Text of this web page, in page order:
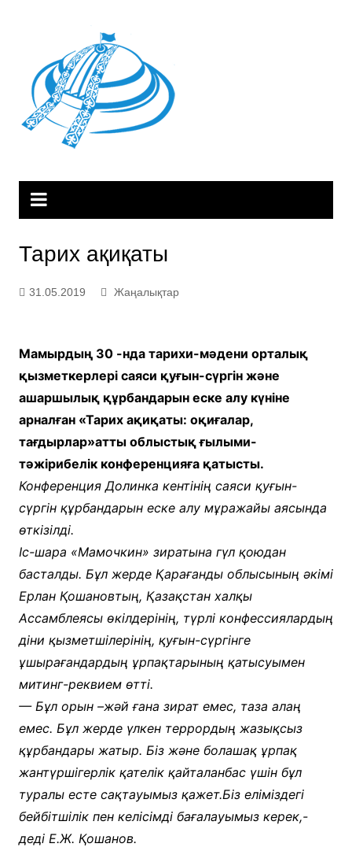
Тарих ақиқаты
31.05.2019 Жаңалықтар
Мамырдың 30 -нда тарихи-мәдени орталық
қызметкерлері саяси қуғын-сүргін және
ашаршылық құрбандарын еске алу күніне
арналған «Тарих ақиқаты: оқиғалар,
тағдырлар»атты облыстық ғылыми-
тәжірибелік конференцияға қатысты.
Конференция Долинка кентінің саяси қуғын-
сүргін құрбандарын еске алу мұражайы аясында
өткізілді.
Іс-шара «Мамочкин» зиратына гүл қоюдан
басталды. Бұл жерде Қарағанды облысының әкімі
Ерлан Қошановтың, Қазақстан халқы
Ассамблеясы өкілдерінің, түрлі конфессиялардың
діни қызметшілерінің, қуғын-сүргінге
ұшырағандардың ұрпақтарының қатысуымен
митинг-реквием өтті.
— Бұл орын –жәй ғана зират емес, таза алаң
емес. Бұл жерде үлкен террордың жазықсыз
құрбандары жатыр. Біз және болашақ ұрпақ
жантүршігерлік қателік қайталанбас үшін бұл
туралы есте сақтауымыз қажет.Біз еліміздегі
бейбітшілік пен келісімді бағалауымыз керек,-
деді Е.Ж. Қошанов.